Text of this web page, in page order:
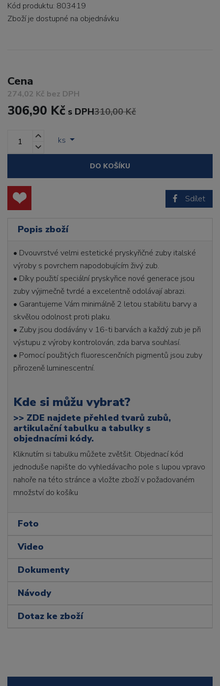
Kód produktu: 803419
Zboží je dostupné na objednávku
Cena
274,02 Kč bez DPH
306,90 Kč s DPH310,00 Kč
ks
DO KOŠÍKU
Sdílet
Popis zboží
• Dvouvrstvé velmi estetické pryskyřičné zuby italské
výroby s povrchem napodobujícím živý zub.
• Díky použití speciální pryskyřice nové generace jsou
zuby výjimečně tvrdé a excelentně odolávají abrazi.
• Garantujeme Vám minimálně 2 letou stabilitu barvy a
skvělou odolnost proti plaku.
• Zuby jsou dodávány v 16-ti barvách a každý zub je při
výstupu z výroby kontrolován, zda barva souhlasí.
• Pomocí použitých fluorescenčních pigmentů jsou zuby
přirozeně luminescentní.
Kde si můžu vybrat?
>> ZDE najdete přehled tvarů zubů,
artikulační tabulku a tabulky s
objednacími kódy.
Kliknutím si tabulku můžete zvětšit. Objednací kód
jednoduše napište do vyhledávacího pole s lupou vpravo
nahoře na této stránce a vložte zboží v požadovaném
množství do košíku
Foto
Video
Dokumenty
Návody
Dotaz ke zboží